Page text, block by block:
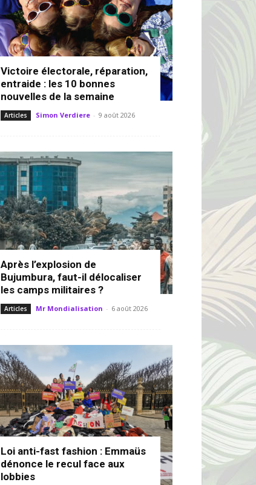
Victoire électorale, réparation,
entraide : les 10 bonnes
nouvelles de la semaine
Articles Simon Verdiere - 9 août 2026
Après l’explosion de
Bujumbura, faut-il délocaliser
les camps militaires ?
Articles Mr Mondialisation - 6 août 2026
Loi anti-fast fashion : Emmaüs
dénonce le recul face aux
lobbies